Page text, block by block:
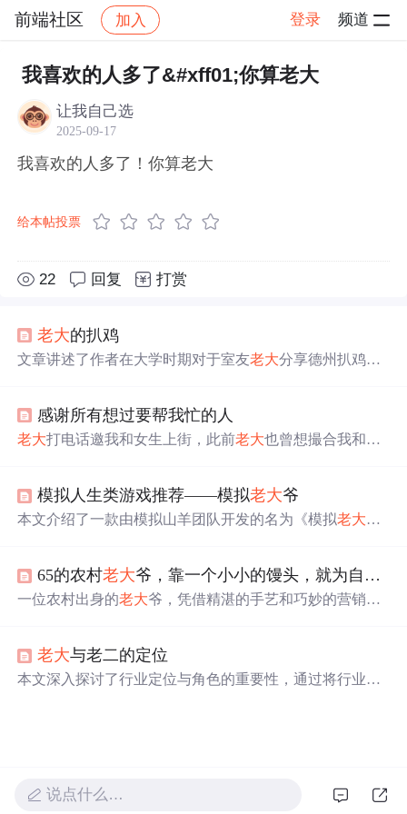
前端社区 加入 登录 频道
社区 前端社区 感慨 帖子详情
我喜欢的人多了&#xff01;你算老大
让我自己选
2025-09-17
我喜欢的人多了！你算老大
给本帖投票
22 回复 打赏
老大的扒鸡
文章讲述了作者在大学时期对于室友老大分享德州扒鸡的
室友间的情感纽带。
感谢所有想过要帮我忙的人
老大打电话邀我和女生上街，此前老大也曾想撮合我和该
强，虽想有女友但不想轻率决定，最终拒绝了这次机会。
模拟人生类游戏推荐——模拟老大爷
本文介绍了一款由模拟山羊团队开发的名为《模拟老大
机，挑战丰富且与场景紧密相关，强调老龄角色的脆弱性
与乐趣。
65的农村老大爷，靠一个小小的馒头，就为自己孙子买了一套房！
一位农村出身的老大爷，凭借精湛的手艺和巧妙的营销策
客户，老大爷成功转型为当地知名的馒头王，月营业额高
达15万。
老大与老二的定位
本文深入探讨了行业定位与角色的重要性，通过将行业老
说点什么…